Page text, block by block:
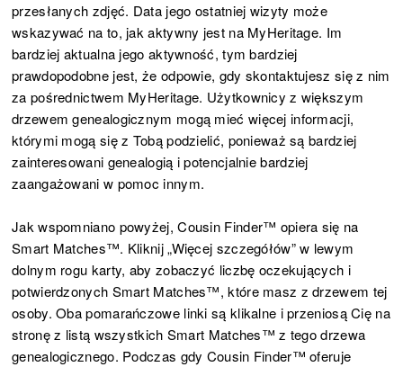
przesłanych zdjęć. Data jego ostatniej wizyty może
wskazywać na to, jak aktywny jest na MyHeritage. Im
bardziej aktualna jego aktywność, tym bardziej
prawdopodobne jest, że odpowie, gdy skontaktujesz się z nim
za pośrednictwem MyHeritage. Użytkownicy z większym
drzewem genealogicznym mogą mieć więcej informacji,
którymi mogą się z Tobą podzielić, ponieważ są bardziej
zainteresowani genealogią i potencjalnie bardziej
zaangażowani w pomoc innym.
Jak wspomniano powyżej, Cousin Finder™ opiera się na
Smart Matches™. Kliknij „Więcej szczegółów” w lewym
dolnym rogu karty, aby zobaczyć liczbę oczekujących i
potwierdzonych Smart Matches™, które masz z drzewem tej
osoby. Oba pomarańczowe linki są klikalne i przeniosą Cię na
stronę z listą wszystkich Smart Matches™ z tego drzewa
genealogicznego. Podczas gdy Cousin Finder™ oferuje